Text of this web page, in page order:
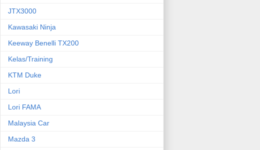
JTX3000
Kawasaki Ninja
Keeway Benelli TX200
Kelas/Training
KTM Duke
Lori
Lori FAMA
Malaysia Car
Mazda 3